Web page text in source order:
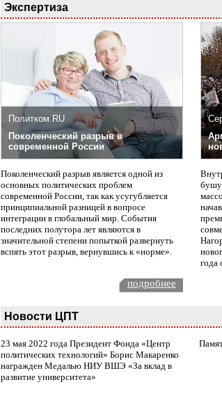
Экспертиза
Политком.RU
Поколенческий разрыв в
современной России
Поколенческий разрыв является одной из
основных политических проблем
современной России, так как усугубляется
принципиальной разницей в вопросе
интеграции в глобальный мир. События
последних полутора лет являются в
значительной степени попыткой развернуть
вспять этот разрыв, вернувшись к «норме».
года
подробнее
Новости ЦПТ
23 мая 2022 года Президент Фонда «Центр
политических технологий» Борис Макаренко
награжден Медалью НИУ ВШЭ «За вклад в
развитие университета»